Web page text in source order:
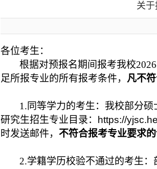
关
各位考生：
根据对预报名期间报考我校
足所报专业的所有报考条件， 凡不
1. 同等学力的考生：我校部分
研究生招生专业目录：
https://
时发送邮件， 不符合报考专业要求
2.学籍学历校验不通过的考生：